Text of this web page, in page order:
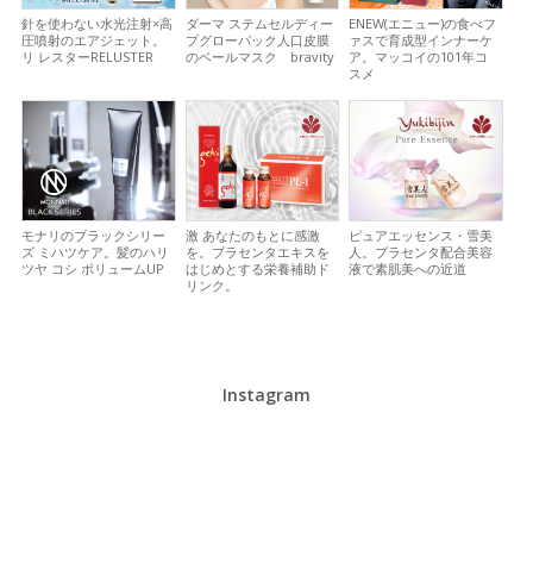
針を使わない水光注射×高
圧噴射のエアジェット。
リ レスターRELUSTER
ダーマ ステムセルディー
プグローパック 人口皮膜
のベールマスク bravity
ENEW(エニュー)の食べフ
ァスで育成型インナーケ
ア。マッコイの101年コ
スメ
モナリのブラックシリー
ズ ミハツケア。髪のハリ
ツヤ コシ ボリュームUP
激 あなたのもとに感激
を。プラセンタエキスを
はじめとする栄養補助ド
リンク。
ピュアエッセンス・雪美
人。プラセンタ配合美容
液で素肌美への近道
Instagram